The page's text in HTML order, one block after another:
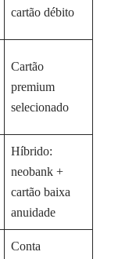
cartão débito
Cartão
premium
selecionado
Híbrido:
neobank +
cartão baixa
anuidade
Conta